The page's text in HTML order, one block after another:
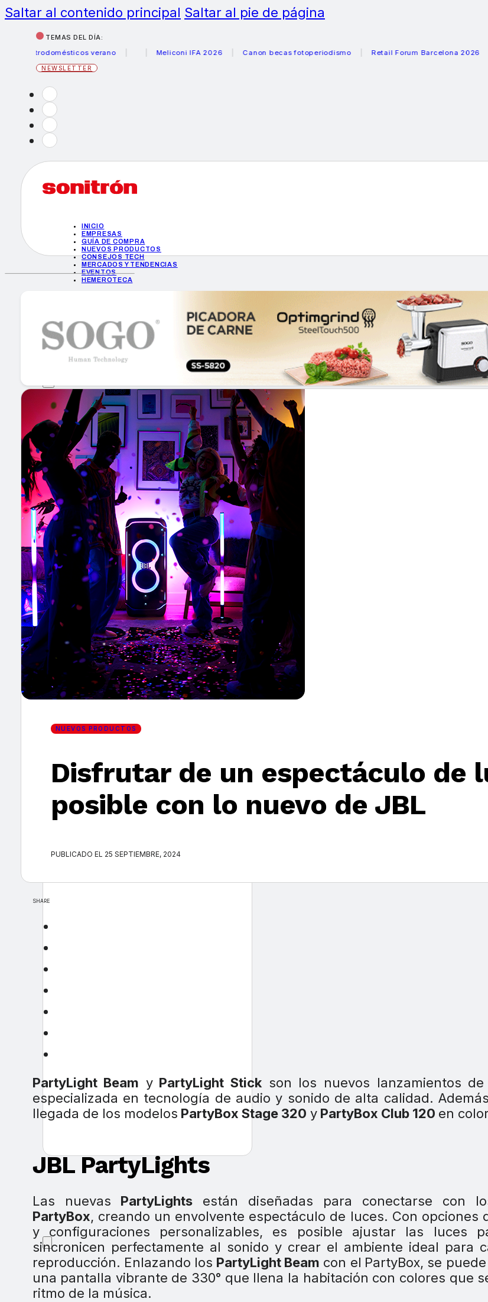
Saltar al contenido principal Saltar al pie de página
TEMAS DEL DÍA:
verano
Meliconi IFA 2026 Canon becas fotoperiodismo Retail Forum Barcelona 2026
NEWSLETTER
INICIO
EMPRESAS
GUÍA DE COMPRA
NUEVOS PRODUCTOS
CONSEJOS TECH
MERCADOS Y TENDENCIAS
EVENTOS
HEMEROTECA
GUÍA DE COMPRA
NUEVOS PRODUCTOS
CONSEJOS TECH
MERCADOS Y TENDENCIAS
HEMEROTECA
Encuentra tu noticia
Buscar
×
NUEVOS PRODUCTOS
Disfrutar de un espectáculo de
posible con lo nuevo de JBL
PUBLICADO EL 25 SEPTIEMBRE, 2024
SHARE
PartyLight Beam yPartyLight Stick son los nuevos lanzamientos de
especializada en tecnología de audio y sonido de alta calidad.
llegada de los modelos PartyBox Stage 320 yPartyBox Club 120 en
JBL PartyLights
Las nuevas PartyLightsestán diseñadas para conectarse con
PartyBox, creando un envolvente espectáculo de luces. Con opciones
y configuraciones personalizables, es posible ajustar las luces
sincronicen perfectamente al sonido y crear el ambiente ideal para
reproducción. Enlazando los PartyLight Beam con el PartyBox, se
una pantalla vibrante de 330° que llena la habitación con colores que
ritmo de la música.